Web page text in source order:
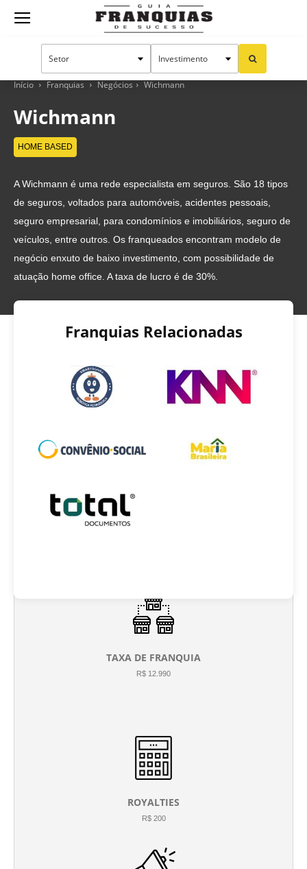
Guia
Franquias
Sucesso
Início Franquias Negócios Wichmann
Wichmann
HOME BASED
A Wichmann é uma rede especialista em seguros. São 18 tipos
de seguros, voltados para automóveis, acidentes pessoais,
seguro empresarial, para condomínios e imobiliários, seguro de
veículos, entre outros. Os franqueados encontram modelo de
negócio enxuto de baixo investimento, com possibilidade de
atuação home office. A taxa de lucro é de 30%.
Franquias Relacionadas
R$ 15.000 até R$ 30.000
TAXA DE FRANQUIA
R$ 12.990
ROYALTIES
R$ 200